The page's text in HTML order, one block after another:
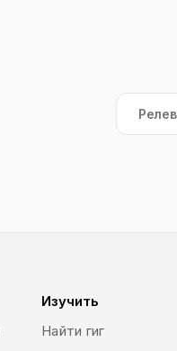
Изучить
Найти гиг